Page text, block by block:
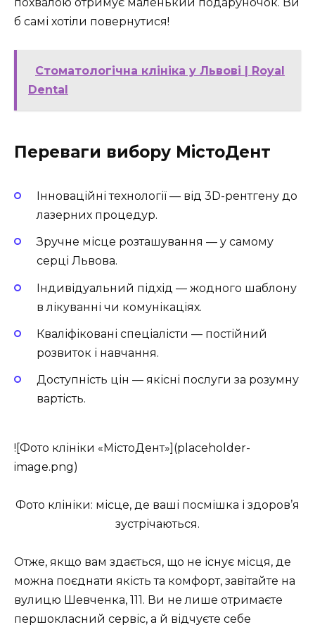
б самі хотіли повернутися!
Стоматологічна клініка у Львові | Royal
Dental
Переваги вибору МістоДент
Інноваційні технології — від 3D-рентгену до
лазерних процедур.
Зручне місце розташування — у самому
серці Львова.
Індивідуальний підхід — жодного шаблону
в лікуванні чи комунікаціях.
Кваліфіковані спеціалісти — постійний
розвиток і навчання.
Доступність цін — якісні послуги за розумну
вартість.
![Фото клініки «МістоДент»](placeholder-
image.png)
Фото клініки: місце, де ваші посмішка і здоров’я
зустрічаються.
Отже, якщо вам здається, що не існує місця, де
можна поєднати якість та комфорт, завітайте на
вулицю Шевченка, 111. Ви не лише отримаєте
першокласний сервіс, а й відчуєте себе